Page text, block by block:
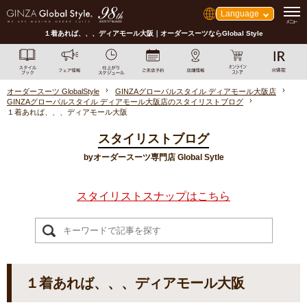
Language
１着あれば、、、ディアモール大阪｜オーダースーツならGlobal Style
オーダースーツ GlobalStyle
GINZAグローバルスタイル ディアモール大阪店
GINZAグローバルスタイル ディアモール大阪店のスタイリストブログ
１着あれば、、、ディアモール大阪
スタイリストブログ
byオーダースーツ専門店 Global Sytle
スタイリストスナップはこちら
１着あれば、、、ディアモール大阪